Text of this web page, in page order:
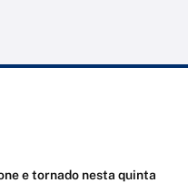
e tornado nesta quinta